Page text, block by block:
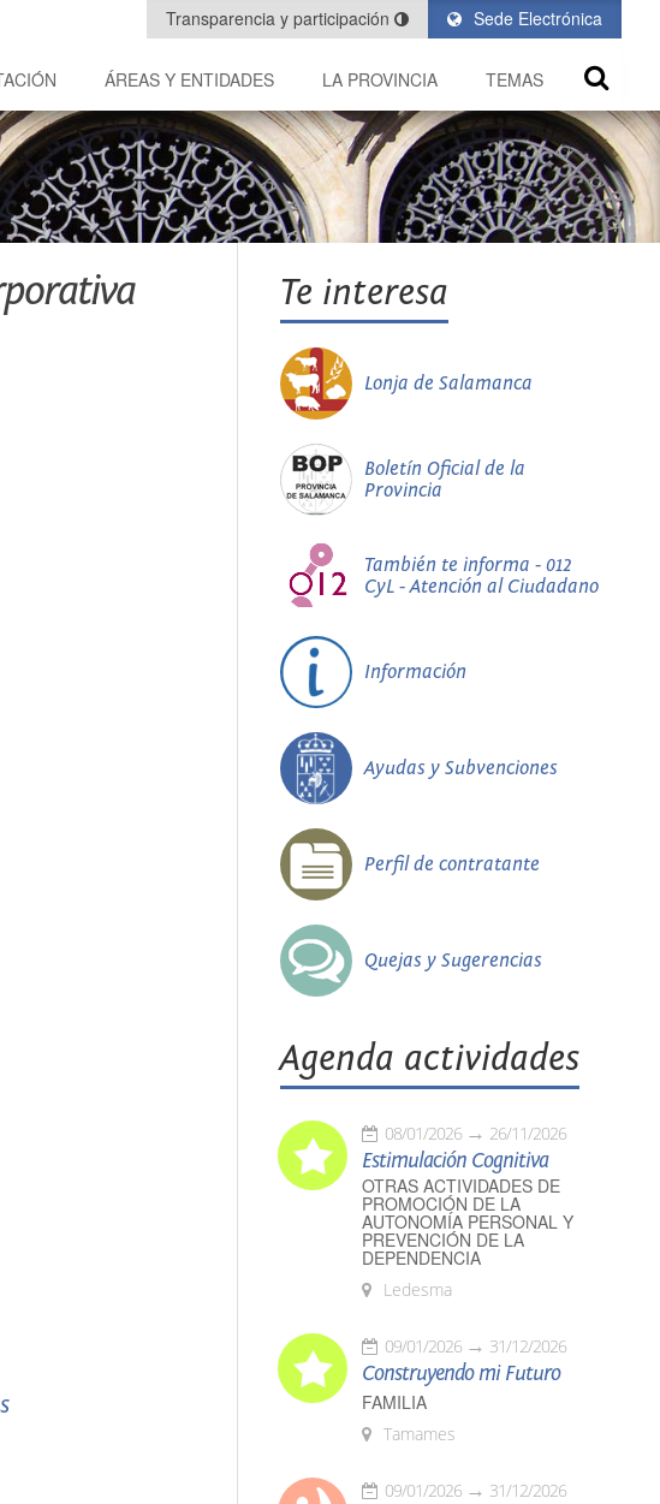
Sede Electrónica
Transparencia y participación
ÁREAS Y ENTIDADES LA PROVINCIA TEMAS
Te interesa
Lonja de Salamanca
Boletín Oficial de la
Provincia
También te informa - 012
CyL - Atención al Ciudadano
Información
Ayudas y Subvenciones
Perfil de contratante
Quejas y Sugerencias
Agenda actividades
08/01/2026 26/11/2026
Estimulación Cognitiva
OTRAS ACTIVIDADES DE
PROMOCIÓN DE LA
AUTONOMÍA PERSONAL Y
PREVENCIÓN DE LA
DEPENDENCIA
Ledesma
09/01/2026 31/12/2026
Construyendo mi Futuro
FAMILIA
Tamames
09/01/2026 31/12/2026